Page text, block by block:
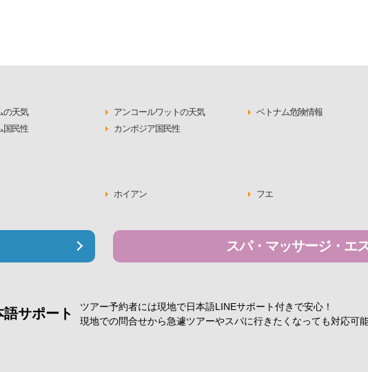
の天気 アンコールワットの天気 ベトナム危険情報
国民性 カンボジア国民性
ホイアン フエ
スパ・マッサージ・エ
サポート ツアー予約者には現地で日本語LINEサポート付きで安心！
現地での問合せから急遽ツアーやスパに行きたくなっても対応可